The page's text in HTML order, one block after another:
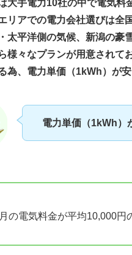
大手電力10社の中で電気料
リアでの電力会社選びは全
太平洋側の気候、 新潟の豪
様々なプランが用意されて
為、電力単価（1kWh）が
電力単価（1kWh）
の電気料金が平均10,000円